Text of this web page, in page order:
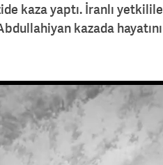
kaza yaptı. İranlı
kazada